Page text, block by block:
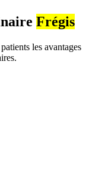
Frégis
les avantages